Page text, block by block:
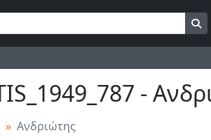
-
Ανδριώτης